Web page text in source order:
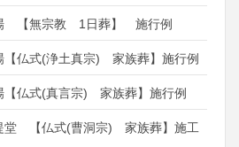
【無宗教 1日葬】 施行例
仏式(浄土真宗) 家族葬】施行例
仏式(真言宗) 家族葬】施行例
堂 【仏式(曹洞宗) 家族葬】施工